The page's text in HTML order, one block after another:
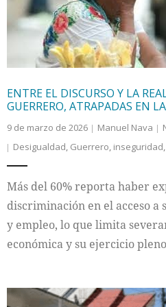
Nacional
Colaboradores
Cultura
ENTRE EL DISCURSO Y LA
GUERRERO, ATRAPADAS EN
9 de marzo de 2026 Manuel Nava
Desigualdad, Guerrero, inseguridad,
Más del 60% reporta haber
discriminación en el acceso a
y empleo, lo que limita
económica y su ejercicio